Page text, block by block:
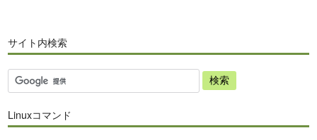
サイト内検索
サ
イ
内
Linuxコマンド